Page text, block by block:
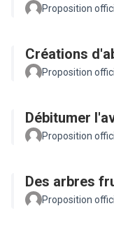
Proposition
Créations
Proposition
Débitumer
Proposition
Des arbres
Proposition